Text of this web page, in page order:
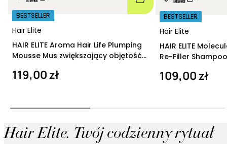
Hair Elite
BESTSELLER
HAIR ELITE Aroma Hair Life Plumping
Mousse Mus zwiększający objętość
119,00 zł
Hair Elite
BESTSELLER
HAIR ELITE
Re-Filler
109,00 zł
Hair Elite. Twój codzienny rytuał